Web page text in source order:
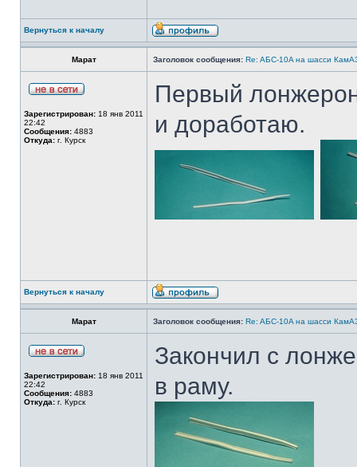
Вернуться к началу
Марат Заголовок сообщения: Re: AБС-10A на шасси
Зарегистрирован: 18 янв 2011
22:42
Сообщения: 4883
Откуда: г. Курск
Первый лонжерон
и доработаю.
Вернуться к началу
Марат Заголовок сообщения: Re: AБС-10A на шасси
Зарегистрирован: 18 янв 2011
22:42
Сообщения: 4883
Откуда: г. Курск
Закончил с
в раму.